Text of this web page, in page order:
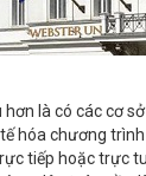
là có các cơ
hóa chương
tiếp hoặc trực